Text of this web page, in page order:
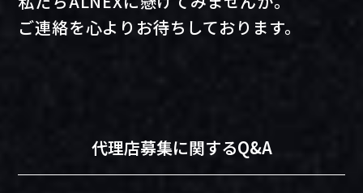
ご連絡を心よりお待ちしております。
代理店募集に関するQ&A